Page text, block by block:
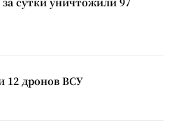
12 дронов ВСУ